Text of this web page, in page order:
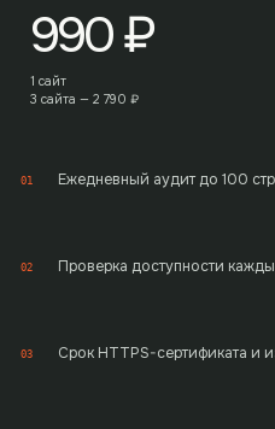
990₽
1 сайт
3 сайта — 2 790 ₽
01 Ежедневный аудит до 100
02 Проверка доступности
03 Срок HTTPS-сертификата и